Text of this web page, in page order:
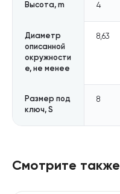
Высота, m 4
Диаметр
описанной
окружности
e, не менее
8,63
Размер под
ключ, S
8
Смотрите также